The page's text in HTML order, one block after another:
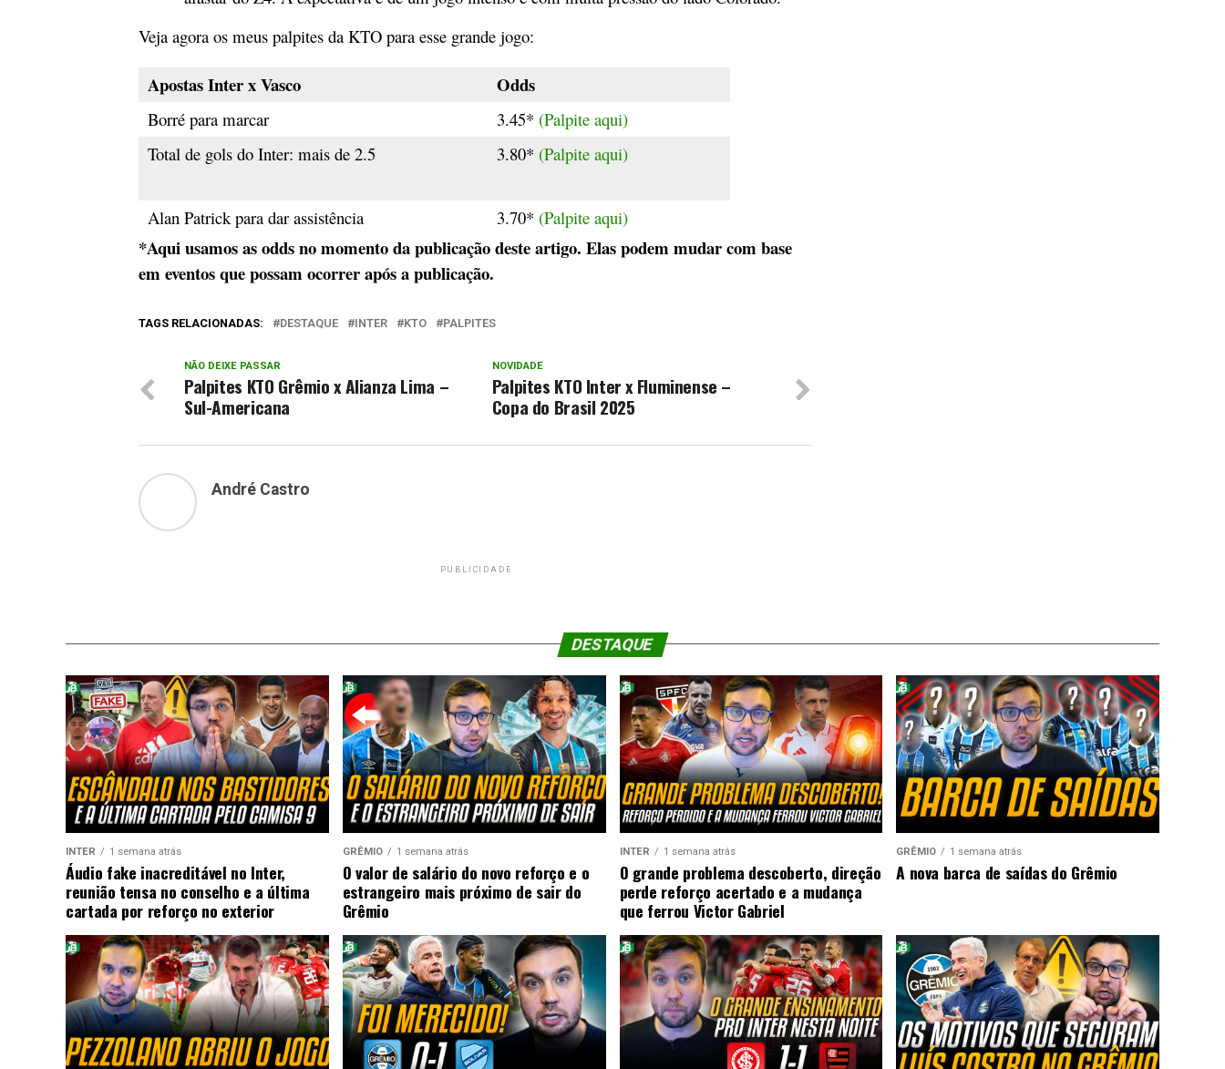
Veja agora os meus palpites da KTO para esse grande jogo:
Apostas Inter x Vasco Odds
Borré para marcar 3.45* (Palpite aqui)
Total de gols do Inter: mais de 2.5
3.80* (Palpite aqui)
Alan Patrick para dar assistência 3.70* (Palpite aqui)
*Aqui usamos as odds no momento da publicação deste artigo. Elas podem mudar com base
em eventos que possam ocorrer após a publicação.
TAGS RELACIONADAS: DESTAQUE INTER KTO PALPITES
NOVIDADE
Palpites KTO Inter x Fluminense –
Copa do Brasil 2025
NÃO DEIXE PASSAR
Palpites KTO Grêmio x Alianza Lima –
Sul-Americana
André Castro
PUBLICIDADE
DESTAQUE
INTER 1 semana atrás
Áudio fake inacreditável no Inter,
reunião tensa no conselho e a última
cartada por reforço no exterior
GRÊMIO 1 semana atrás
O valor de salário do novo reforço e o
estrangeiro mais próximo de sair do
Grêmio
INTER 1 semana atrás
O grande problema descoberto, direção
perde reforço acertado e a mudança
que ferrou Victor Gabriel
GRÊMIO 1 semana atrás
A nova barca de saídas do Grêmio